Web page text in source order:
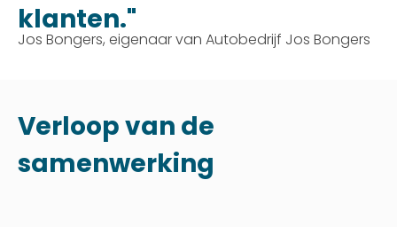
klanten."
Jos Bongers, eigenaar van Autobedrijf Jos Bongers
Verloop van de
samenwerking